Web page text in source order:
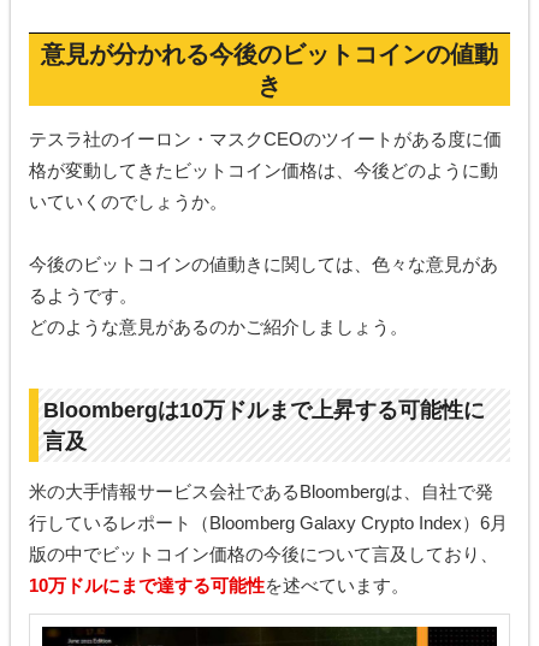
意見が分かれる今後のビットコインの値動
き
テスラ社のイーロン・マスクCEOのツイートがある度に価
格が変動してきたビットコイン価格は、今後どのように動
いていくのでしょうか。
今後のビットコインの値動きに関しては、色々な意見があ
るようです。
どのような意見があるのかご紹介しましょう。
Bloombergは10万ドルまで上昇する可能性に
言及
米の大手情報サービス会社であるBloombergは、自社で発
行しているレポート（Bloomberg Galaxy Crypto Index）6月
版の中でビットコイン価格の今後について言及しており、
10万ドルにまで達する可能性を述べています。